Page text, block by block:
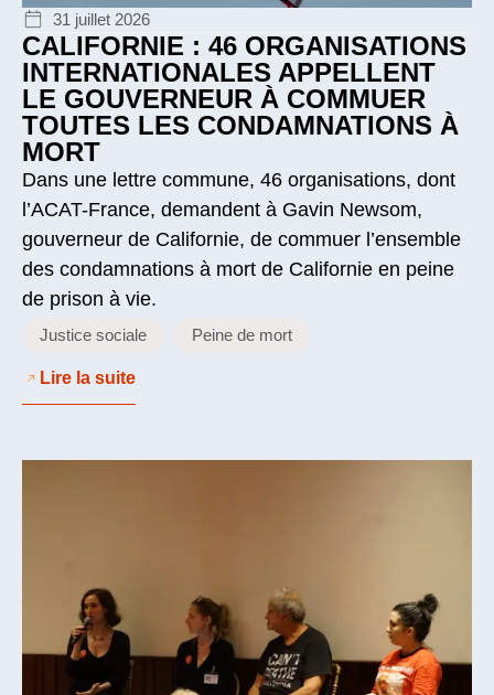
31 juillet 2026
CALIFORNIE : 46 ORGANISATIONS
INTERNATIONALES APPELLENT
LE GOUVERNEUR À COMMUER
TOUTES LES CONDAMNATIONS À
MORT
Dans une lettre commune, 46 organisations, dont
l’ACAT-France, demandent à Gavin Newsom,
gouverneur de Californie, de commuer l’ensemble
des condamnations à mort de Californie en peine
de prison à vie.
Justice sociale Peine de mort
Lire la suite